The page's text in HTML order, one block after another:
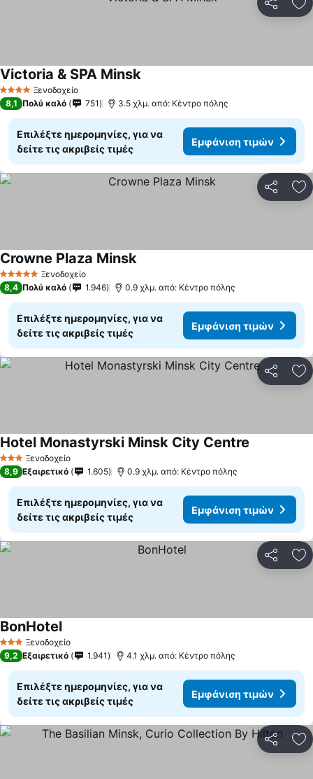
4 ΑστέριαΞενοδοχείο
Victoria & SPA MinskΕμφάνιση τιμών
8,1 Πολύ καλό 751 3.5 χλμ. από: Κέντρο πόλης
Επιλέξτε ημερομηνίες, για να
δείτε τις ακριβείς τιμές
Εμφάνιση τιμών
5 Αστέρια Ξενοδοχείο
Crowne Plaza MinskΕμφάνιση τιμών
8,4 Πολύ καλό 1.946 0.9 χλμ. από: Κέντρο πόλης
Επιλέξτε ημερομηνίες, για να
δείτε τις ακριβείς τιμές
Εμφάνιση τιμών
3 ΑστέριαΞενοδοχείο
Hotel Monastyrski Minsk City Centre
8,9 Εξαιρετικό 1.605 0.9 χλμ. από: Κέντρο πόλης
Επιλέξτε ημερομηνίες, για να
δείτε τις ακριβείς τιμές
Εμφάνιση τιμών
3 ΑστέριαΞενοδοχείο
BonHotelΕμφάνιση τιμών
9,2 Εξαιρετικό 1.941 4.1 χλμ. από: Κέντρο πόλης
Επιλέξτε ημερομηνίες, για να
δείτε τις ακριβείς τιμές
Εμφάνιση τιμών